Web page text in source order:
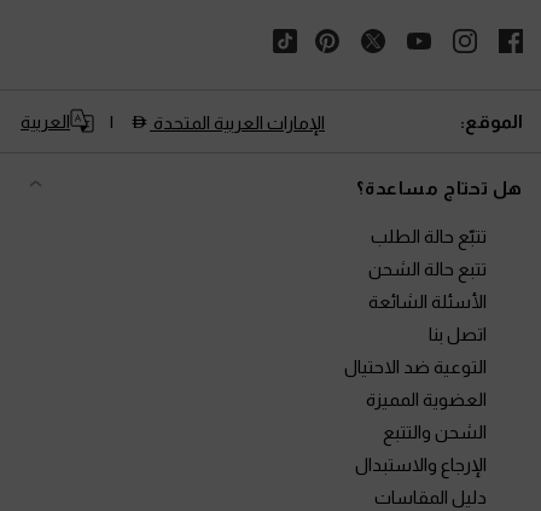
الموقع: الإمارات العربية المتحدة العربية
هل تحتاج مساعدة؟
تتبّع حالة الطلب
تتبع حالة الشحن
الأسئلة الشائعة
اتصل بنا
التوعية ضد الاحتيال
العضوية المميزة
الشحن والتتبع
الإرجاع والاستبدال
دليل المقاسات